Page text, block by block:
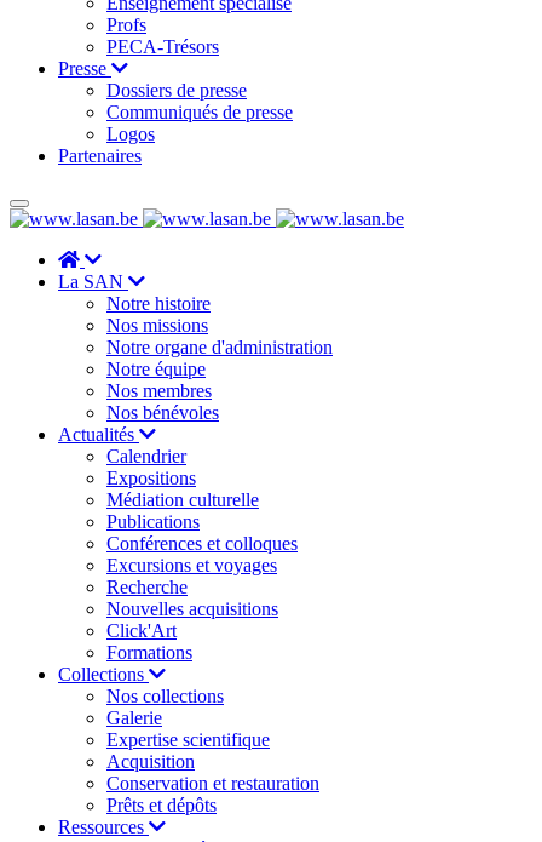
Profs
PECA-Trésors
Presse
Dossiers de presse
Communiqués de presse
Logos
Partenaires
La SAN
Notre histoire
Nos missions
Notre organe d'administration
Notre équipe
Nos membres
Nos bénévoles
Actualités
Calendrier
Expositions
Médiation culturelle
Publications
Conférences et colloques
Excursions et voyages
Recherche
Nouvelles acquisitions
Click'Art
Formations
Collections
Nos collections
Galerie
Expertise scientifique
Acquisition
Conservation et restauration
Prêts et dépôts
Ressources